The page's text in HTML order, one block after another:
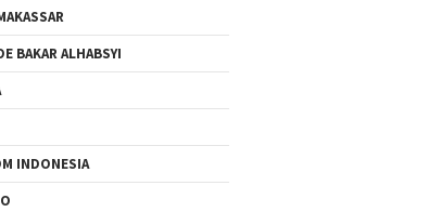
BAKAR ALHABSYI
INDONESIA